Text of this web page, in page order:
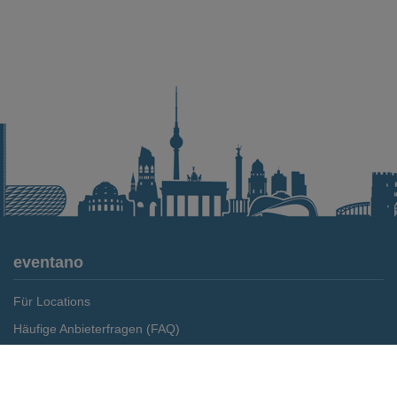
eventano
Für Locations
Häufige Anbieterfragen (FAQ)